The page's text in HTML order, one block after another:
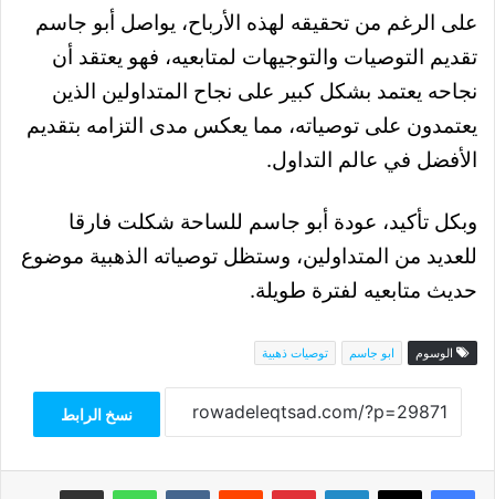
على الرغم من تحقيقه لهذه الأرباح، يواصل أبو جاسم
تقديم التوصيات والتوجيهات لمتابعيه، فهو يعتقد أن
نجاحه يعتمد بشكل كبير على نجاح المتداولين الذين
يعتمدون على توصياته، مما يعكس مدى التزامه بتقديم
الأفضل في عالم التداول.
وبكل تأكيد، عودة أبو جاسم للساحة شكلت فارقا
للعديد من المتداولين، وستظل توصياته الذهبية موضوع
حديث متابعيه لفترة طويلة.
الوسوم ابو جاسم توصيات ذهبية
نسخ الرابط
فيسبوك‫X لينكدإن بينتيريست واتساب مشاركة عبر البريد